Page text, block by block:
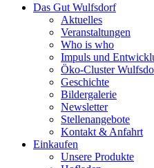
Das Gut Wulfsdorf
Aktuelles
Veranstaltungen
Who is who
Impuls und
Öko-Cluster
Geschichte
Bildergalerie
Newsletter
Stellenangebote
Kontakt & Anfahrt
Einkaufen
Unsere Produkte